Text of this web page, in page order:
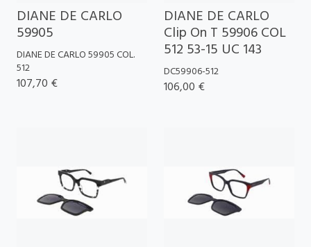
DIANE DE CARLO
59905
DIANE DE CARLO 59905 COL.
512
107,70 €
DIANE DE CARLO
Clip On T 59906 COL
512 53-15 UC 143
DC59906-512
106,00 €